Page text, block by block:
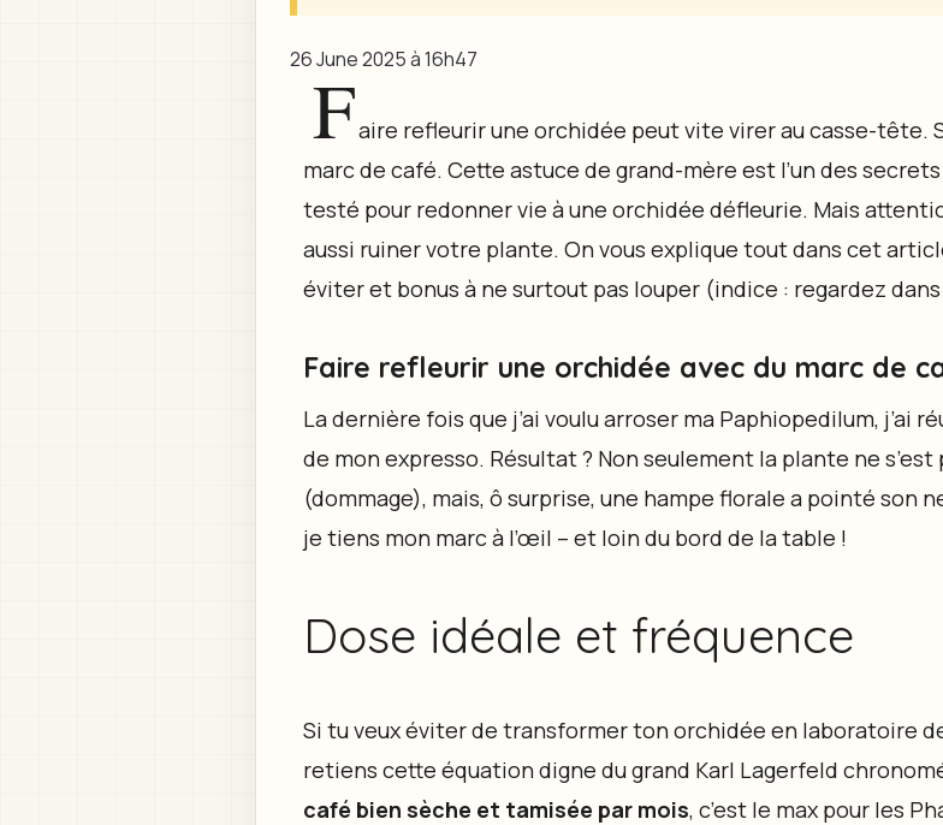
26 June 2025 à 16h47
Faire refleurir une orchidée peut vite virer au casse-tête.
marc de café. Cette astuce de grand-mère est l’un des
testé pour redonner vie à une orchidée défleurie. Mais
aussi ruiner votre plante. On vous explique tout dans cet
éviter et bonus à ne surtout pas louper (indice : regardez dans
Faire refleurir une orchidée avec du marc de
La dernière fois que j’ai voulu arroser ma Paphiopedilum, j’ai
de mon expresso. Résultat ? Non seulement la plante ne
(dommage), mais, ô surprise, une hampe florale a pointé son
je tiens mon marc à l’œil – et loin du bord de la table !
Dose idéale et fréquence
Si tu veux éviter de transformer ton orchidée en laboratoire
retiens cette équation digne du grand Karl Lagerfeld
café bien sèche et tamisée par mois, c’est le max pour les